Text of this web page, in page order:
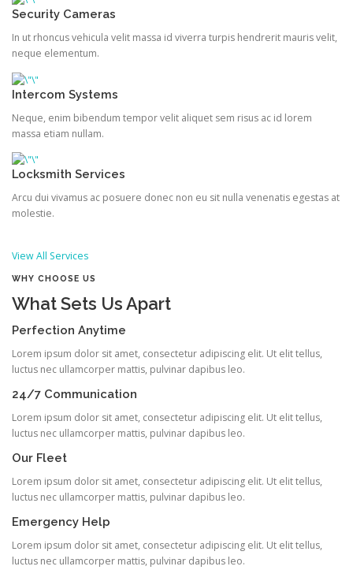
Security Cameras
In ut rhoncus vehicula velit massa id viverra turpis hendrerit mauris velit,
neque elementum.
Intercom Systems
Neque, enim bibendum tempor velit aliquet sem risus ac id lorem
massa etiam nullam.
Locksmith Services
Arcu dui vivamus ac posuere donec non eu sit nulla venenatis egestas at
molestie.
View All Services
WHY CHOOSE US
What Sets Us Apart
Perfection Anytime
Lorem ipsum dolor sit amet, consectetur adipiscing elit. Ut elit tellus,
luctus nec ullamcorper mattis, pulvinar dapibus leo.
24/7 Communication
Lorem ipsum dolor sit amet, consectetur adipiscing elit. Ut elit tellus,
luctus nec ullamcorper mattis, pulvinar dapibus leo.
Our Fleet
Lorem ipsum dolor sit amet, consectetur adipiscing elit. Ut elit tellus,
luctus nec ullamcorper mattis, pulvinar dapibus leo.
Emergency Help
Lorem ipsum dolor sit amet, consectetur adipiscing elit. Ut elit tellus,
luctus nec ullamcorper mattis, pulvinar dapibus leo.